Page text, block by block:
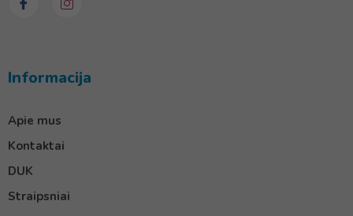
Informacija
Apie mus
Kontaktai
DUK
Straipsniai